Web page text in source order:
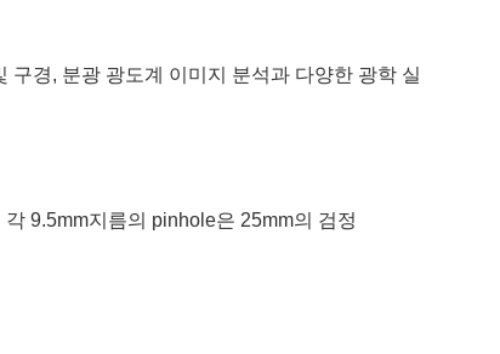
경, 분광 광도계 이미지 분석과 다양한 광학 실
9.5mm지름의 pinhole은 25mm의 검정